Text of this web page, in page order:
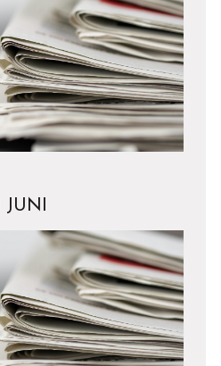
JUNI